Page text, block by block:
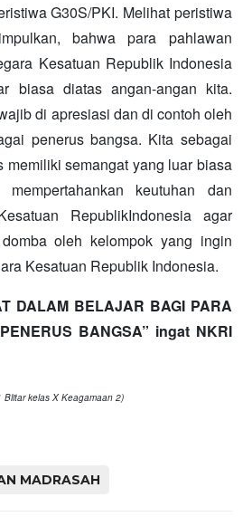
G30S/PKI. Melihat peristiwa
bahwa para pahlawan
Kesatuan Republik Indonesia
biasa diatas angan-angan kita.
di apresiasi dan di contoh oleh
penerus bangsa. Kita sebagai
memiliki semangat yang luar biasa
keutuhan dan
RepublikIndonesia agar
oleh kelompok yang ingin
Kesatuan Republik Indonesia.
DALAM BELAJAR BAGI PARA
PENERUS BANGSA” ingat NKRI
Blitar kelas X Keagamaan 2)
MADRASAH